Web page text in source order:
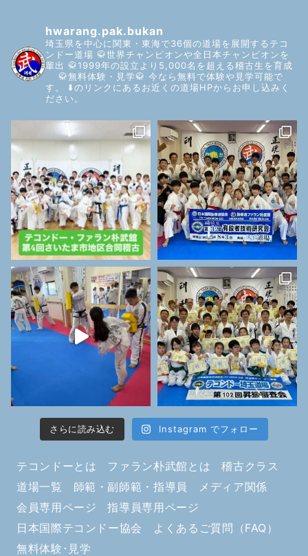
hwarang.pak.bukan
埼玉県を中心に関東・東海で36個の道場を展開するテコ
ンドー道場 🥋世界チャンピオンや全日本チャンピオンを
輩出 🥋1999年の設立より5,000名を超える稽古生を育成
🥋無料体験・見学🥋 今なら無料で体験や見学可能で
す。
⬇️のリンクにあるお近くの道場HPからお申し込みく
ださい。
さらに読み込む Instagram でフォロー
テコンドーとは ファラン朴武館とは
稽古クラス
道場一覧
師範・副師範・指導員
メディア関係
会員専用ページ
指導員専用ページ
日本国際テコンドー協会
よくあるご質問（FAQ）
無料体験･見学